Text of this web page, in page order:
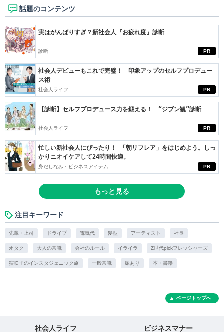
話題のコンテンツ
PR
実はがんばりすぎ？新社会人『お疲れ度』診断
診断
PR
社会人デビューもこれで完璧！ 印象アップのセルフプロデュー
ス術
社会人ライフ
PR
【診断】セルフプロデュース力を鍛える！ “ジブン観”診断
社会人ライフ
PR
忙しい新社会人にぴったり！ 「朝リフレア」をはじめよう。しっ
かりニオイケアして24時間快適。
身だしなみ・ビジネスアイテム
もっと見る
注目キーワード
先輩・上司 ドライブ 電気代 髪型 アーティスト 社長
オタク 大人の常識 会社のルール イライラ Z世代pickフレッシャーズ
窪咲子のインスタジェニック旅 一般常識 脈あり 本・書籍
ページトップへ
社会人ライフ ビジネスマナー